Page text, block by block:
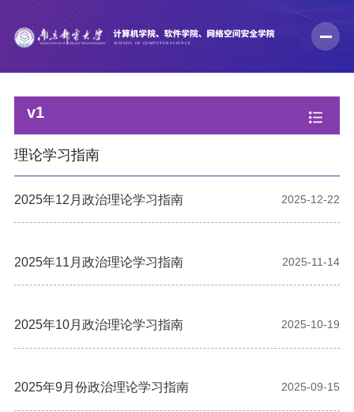
v1
理论学习指南
2025年12月政治理论学习指南 2025-12-22
2025年11月政治理论学习指南 2025-11-14
2025年10月政治理论学习指南 2025-10-19
2025年9月份政治理论学习指南 2025-09-15